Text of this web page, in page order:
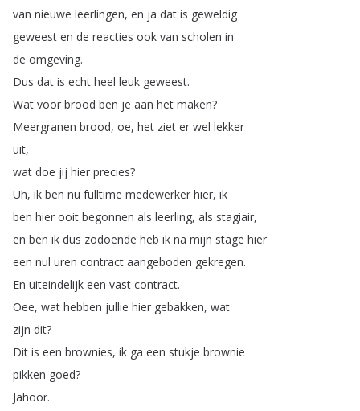
van nieuwe leerlingen, en ja dat is geweldig
geweest en de reacties ook van scholen in
de omgeving.
Dus dat is echt heel leuk geweest.
Wat voor brood ben je aan het maken?
Meergranen brood, oe, het ziet er wel lekker
uit,
wat doe jij hier precies?
Uh, ik ben nu fulltime medewerker hier, ik
ben hier ooit begonnen als leerling, als stagiair,
en ben ik dus zodoende heb ik na mijn stage hier
een nul uren contract aangeboden gekregen.
En uiteindelijk een vast contract.
Oee, wat hebben jullie hier gebakken, wat
zijn dit?
Dit is een brownies, ik ga een stukje brownie
pikken goed?
Jahoor.